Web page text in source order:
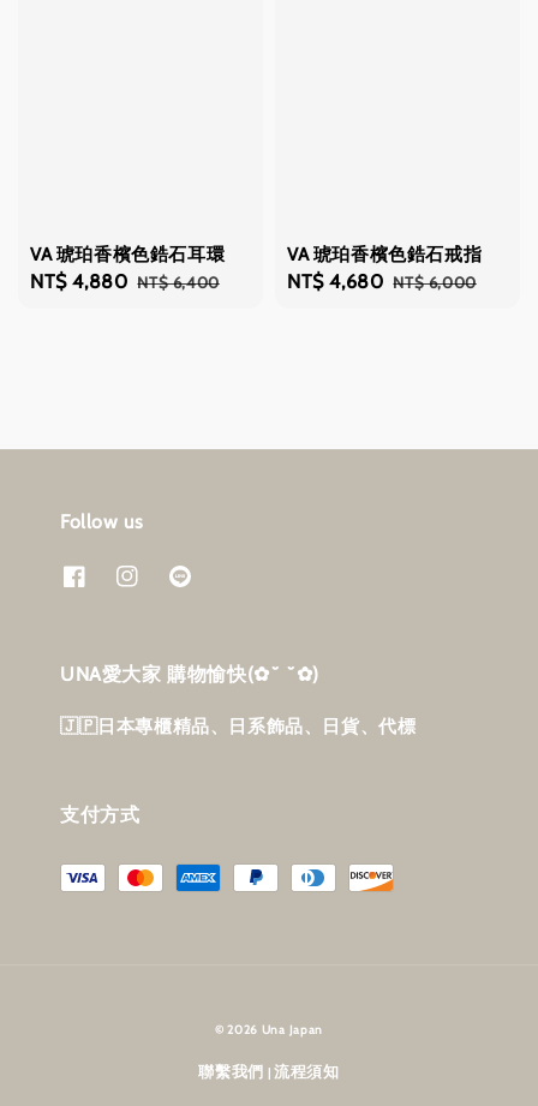
VA 琥珀香檳色鋯石耳環
Sale
NT$ 4,880 Regular
NT$ 6,400
VA 琥珀香檳色鋯石戒指
Sale
NT$ 4,680 Regular
NT$ 6,000
Follow us
UNA愛大家 購物愉快‎(✿˘ ˘✿)
🇯🇵日本專櫃精品、日系飾品、日貨、代標
支付方式
© 2026 Una Japan
聯繫我們 |流程須知